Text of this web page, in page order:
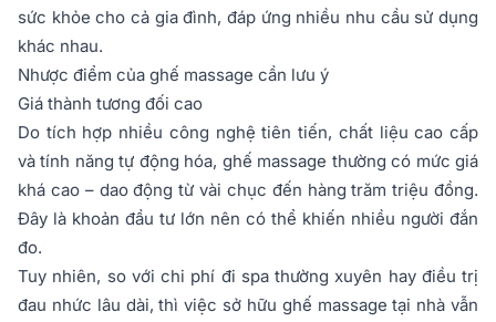
sức khỏe cho cả gia đình, đáp ứng nhiều nhu cầu sử dụng
khác nhau.
Nhược điểm của ghế massage cần lưu ý
Giá thành tương đối cao
Do tích hợp nhiều công nghệ tiên tiến, chất liệu cao cấp
và tính năng tự động hóa, ghế massage thường có mức giá
khá cao – dao động từ vài chục đến hàng trăm triệu đồng.
Đây là khoản đầu tư lớn nên có thể khiến nhiều người đắn
đo.
Tuy nhiên, so với chi phí đi spa thường xuyên hay điều trị
đau nhức lâu dài, thì việc sở hữu ghế massage tại nhà vẫn